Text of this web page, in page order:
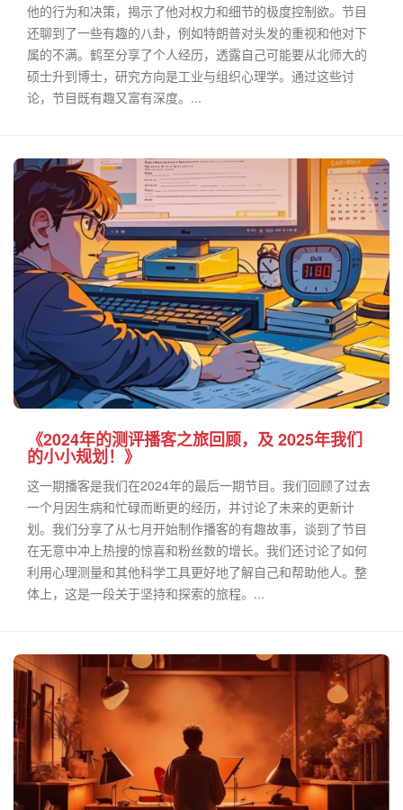
他的行为和决策，揭示了他对权力和细节的极度控制欲。节目
还聊到了一些有趣的八卦，例如特朗普对头发的重视和他对下
属的不满。鹤至分享了个人经历，透露自己可能要从北师大的
硕士升到博士，研究方向是工业与组织心理学。通过这些讨
论，节目既有趣又富有深度。...
《2024年的测评播客之旅回顾，及 2025年我们
的小小规划！》
这一期播客是我们在2024年的最后一期节目。我们回顾了过去
一个月因生病和忙碌而断更的经历，并讨论了未来的更新计
划。我们分享了从七月开始制作播客的有趣故事，谈到了节目
在无意中冲上热搜的惊喜和粉丝数的增长。我们还讨论了如何
利用心理测量和其他科学工具更好地了解自己和帮助他人。整
体上，这是一段关于坚持和探索的旅程。...